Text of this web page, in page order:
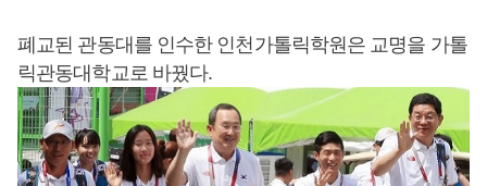
폐교된 관동대를 인수한 인천가톨릭학원은 교명을 가톨
릭관동대학교로 바꿨다.